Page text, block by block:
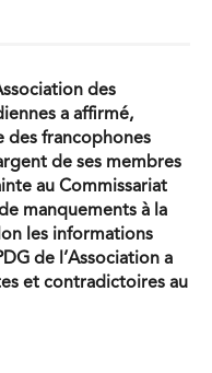
des
a affirmé,
des francophones
de ses membres
au Commissariat
manquements à la
les informations
de l’Association a
et contradictoires au